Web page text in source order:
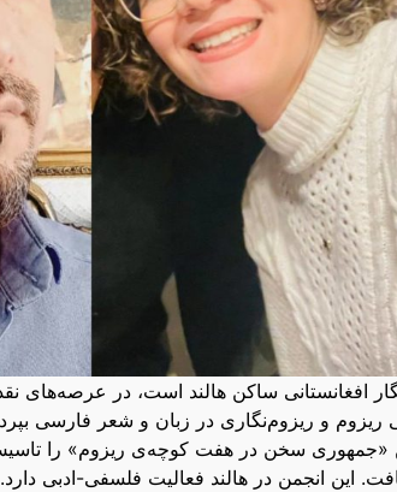
افغانستانی ساکن هالند است، در عرصه‌های
و ریزوم‌نگاری در زبان و شعر فارسی
سال 2017 انجمن «جمهوری سخن در هفت کوچه‌ی
این انجمن در هالند فعالیت فلسفی-ادبی